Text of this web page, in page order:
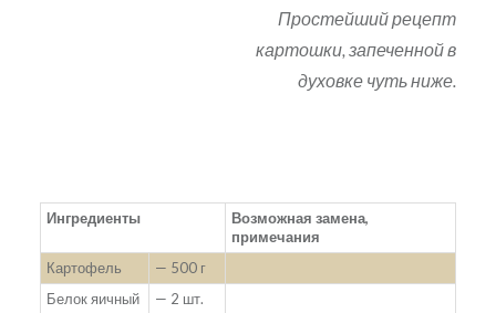
Простейший рецепт
картошки, запеченной в
духовке чуть ниже.
Ингредиенты
Возможная замена,
примечания
Картофель
— 500 г
Белок яичный
— 2 шт.